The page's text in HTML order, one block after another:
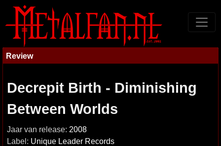
Review
Decrepit Birth - Diminishing
Between Worlds
Jaar van release: 2008
Label: Unique Leader Records